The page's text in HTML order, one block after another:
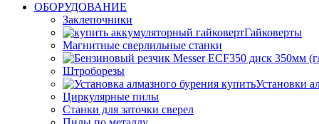
ОБОРУДОВАНИЕ
Заклепочники
Гайковерты
Магнитные сверлильные станки
Штроборезы
Установки
Циркулярные пилы
Станки для заточки сверел